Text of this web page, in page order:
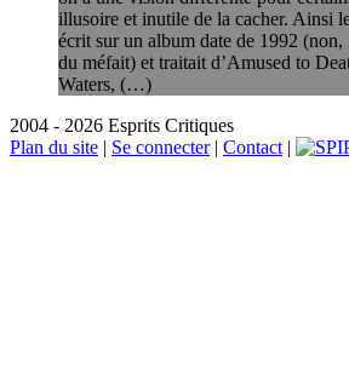
illusoire et inutile de la cacher. Ainsi
écrit sur un album date de 1992 (non,
du méfait) et traitait d’Amused to
Waters, (…)
2004 - 2026 Esprits Critiques
Plan du site | Se connecter| Contact |